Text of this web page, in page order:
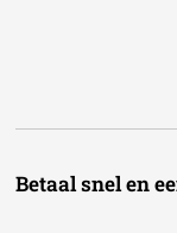
Betaal snel